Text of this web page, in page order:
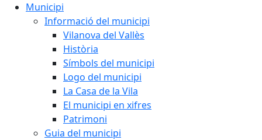
Municipi
Informació del municipi
Vilanova del Vallès
Història
Símbols del municipi
Logo del municipi
La Casa de la Vila
El municipi en xifres
Patrimoni
Guia del municipi